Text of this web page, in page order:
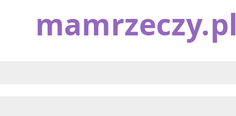
mamrzeczy.pl